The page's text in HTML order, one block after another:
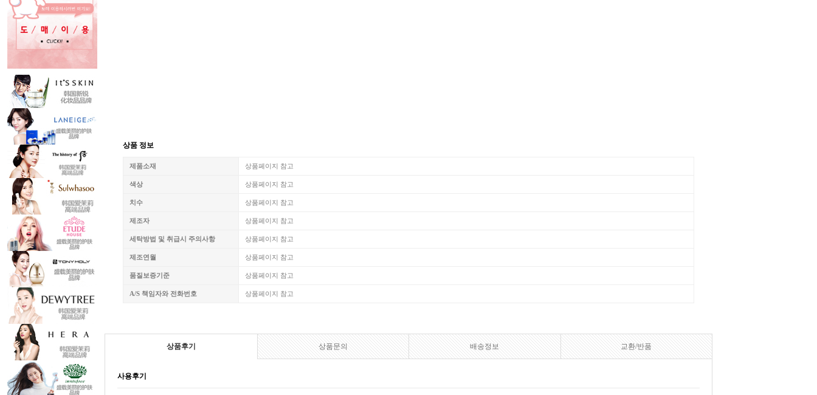
상품 정보
제품소재 상품페이지 참고
색상 상품페이지 참고
치수 상품페이지 참고
제조자 상품페이지 참고
세탁방법 및 취급시 주의사항 상품페이지 참고
제조연월 상품페이지 참고
품질보증기준 상품페이지 참고
A/S 책임자와 전화번호 상품페이지 참고
상품후기 상품문의 배송정보 교환/반품
사용후기